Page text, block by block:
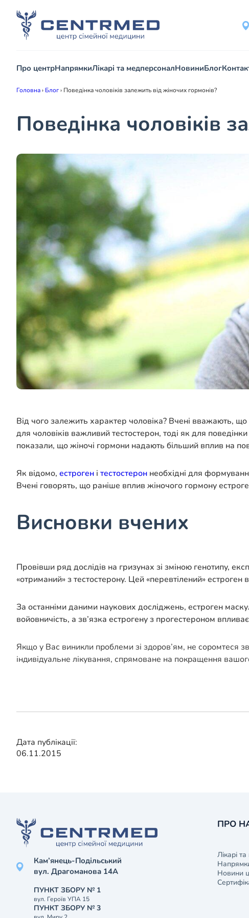
Про центрНапрямкиЛікарі та медперсоналНовиниБлог
Головна› Блог› Поведінка чоловіків залежить від жіночих гормонів?
Поведінка чоловіків
Від чого залежить характер чоловіка? Вчені вважають, що
для чоловіків важливий тестостерон, тоді як для
показали, що жіночі гормони надають більший вплив на
Як відомо, естроген і тестостерон необхідні для
Вчені говорять, що раніше вплив жіночого гормону
Висновки вчених
Провівши ряд дослідів на гризунах зі зміною генотипу,
«отриманий» з тестостерону. Цей «перевтілений» естроген
За останніми даними наукових досліджень, естроген
войовничість, а зв’язка естрогену з прогестероном
Якщо у Вас виникли проблеми зі здоров’ям, не соромтеся
індивідуальне лікування, спрямоване на покращення
Дата публікації:
06.11.2015
Кам’янець-Подільський
вул. Драгоманова 14А
ПУНКТ ЗБОРУ № 1
вул. Героїв УПА 15
ПУНКТ ЗБОРУ № 3
ПРО
Лікарі
Новини